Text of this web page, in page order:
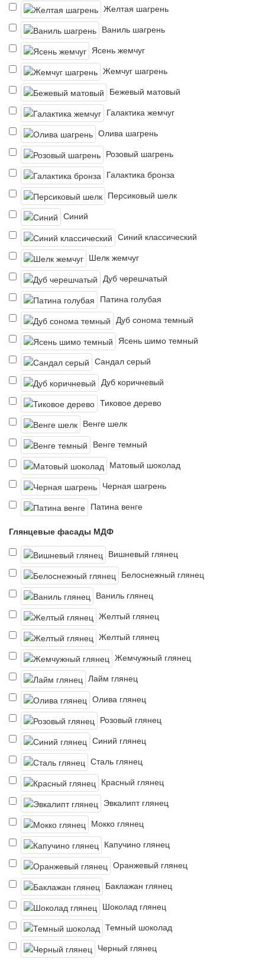
Желтая шагрень
Ваниль шагрень
Ясень жемчуг
Жемчуг шагрень
Бежевый матовый
Галактика жемчуг
Олива шагрень
Розовый шагрень
Галактика бронза
Персиковый шелк
Синий
Синий классический
Шелк жемчуг
Дуб черешчатый
Патина голубая
Дуб сонома темный
Ясень шимо темный
Сандал серый
Дуб коричневый
Тиковое дерево
Венге шелк
Венге темный
Матовый шоколад
Черная шагрень
Патина венге
Глянцевые фасады МДФ
Вишневый глянец
Белоснежный глянец
Ваниль глянец
Желтый глянец
Желтый глянец
Жемчужный глянец
Лайм глянец
Олива глянец
Розовый глянец
Синий глянец
Сталь глянец
Красный глянец
Эвкалипт глянец
Мокко глянец
Капучино глянец
Оранжевый глянец
Баклажан глянец
Шоколад глянец
Темный шоколад
Черный глянец